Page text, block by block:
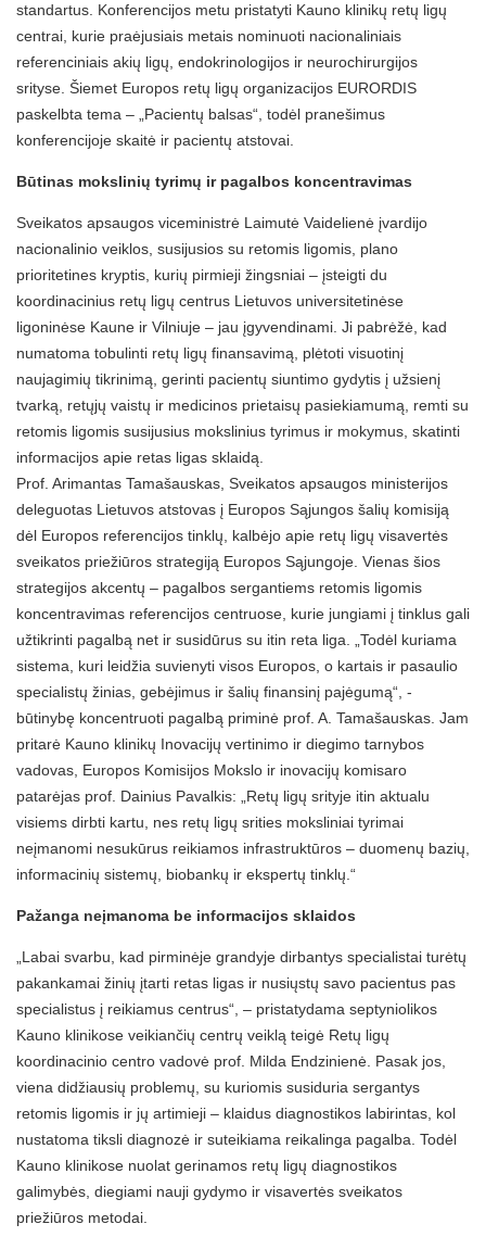
standartus. Konferencijos metu pristatyti Kauno klinikų retų ligų
centrai, kurie praėjusiais metais nominuoti nacionaliniais
referenciniais akių ligų, endokrinologijos ir neurochirurgijos
srityse. Šiemet Europos retų ligų organizacijos EURORDIS
paskelbta tema – „Pacientų balsas“, todėl pranešimus
konferencijoje skaitė ir pacientų atstovai.
Būtinas mokslinių tyrimų ir pagalbos koncentravimas
Sveikatos apsaugos viceministrė Laimutė Vaidelienė įvardijo
nacionalinio veiklos, susijusios su retomis ligomis, plano
prioritetines kryptis, kurių pirmieji žingsniai – įsteigti du
koordinacinius retų ligų centrus Lietuvos universitetinėse
ligoninėse Kaune ir Vilniuje – jau įgyvendinami. Ji pabrėžė, kad
numatoma tobulinti retų ligų finansavimą, plėtoti visuotinį
naujagimių tikrinimą, gerinti pacientų siuntimo gydytis į užsienį
tvarką, retųjų vaistų ir medicinos prietaisų pasiekiamumą, remti su
retomis ligomis susijusius mokslinius tyrimus ir mokymus, skatinti
informacijos apie retas ligas sklaidą.
Prof. Arimantas Tamašauskas, Sveikatos apsaugos ministerijos
deleguotas Lietuvos atstovas į Europos Sąjungos šalių komisiją
dėl Europos referencijos tinklų, kalbėjo apie retų ligų visavertės
sveikatos priežiūros strategiją Europos Sąjungoje. Vienas šios
strategijos akcentų – pagalbos sergantiems retomis ligomis
koncentravimas referencijos centruose, kurie jungiami į tinklus gali
užtikrinti pagalbą net ir susidūrus su itin reta liga. „Todėl kuriama
sistema, kuri leidžia suvienyti visos Europos, o kartais ir pasaulio
specialistų žinias, gebėjimus ir šalių finansinį pajėgumą“, -
būtinybę koncentruoti pagalbą priminė prof. A. Tamašauskas. Jam
pritarė Kauno klinikų Inovacijų vertinimo ir diegimo tarnybos
vadovas, Europos Komisijos Mokslo ir inovacijų komisaro
patarėjas prof. Dainius Pavalkis: „Retų ligų srityje itin aktualu
visiems dirbti kartu, nes retų ligų srities moksliniai tyrimai
neįmanomi nesukūrus reikiamos infrastruktūros – duomenų bazių,
informacinių sistemų, biobankų ir ekspertų tinklų.“
Pažanga neįmanoma be informacijos sklaidos
„Labai svarbu, kad pirminėje grandyje dirbantys specialistai turėtų
pakankamai žinių įtarti retas ligas ir nusiųstų savo pacientus pas
specialistus į reikiamus centrus“, – pristatydama septyniolikos
Kauno klinikose veikiančių centrų veiklą teigė Retų ligų
koordinacinio centro vadovė prof. Milda Endzinienė. Pasak jos,
viena didžiausių problemų, su kuriomis susiduria sergantys
retomis ligomis ir jų artimieji – klaidus diagnostikos labirintas, kol
nustatoma tiksli diagnozė ir suteikiama reikalinga pagalba. Todėl
Kauno klinikose nuolat gerinamos retų ligų diagnostikos
galimybės, diegiami nauji gydymo ir visavertės sveikatos
priežiūros metodai.